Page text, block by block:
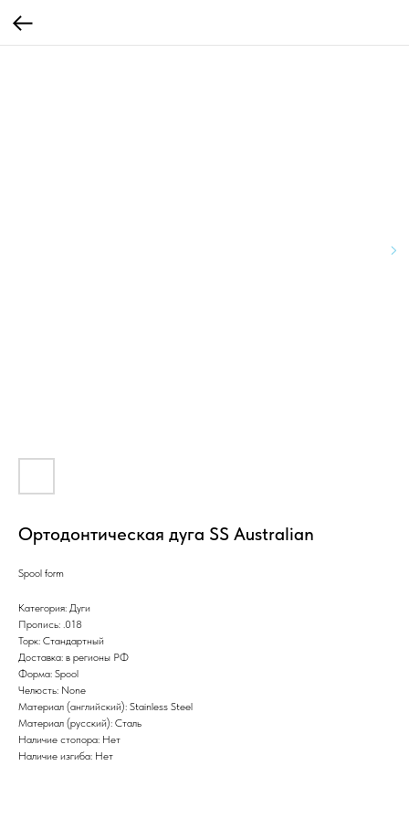
Ортодонтическая дуга SS Australian
Spool form
Категория: Дуги
Пропись: .018
Торк: Стандартный
Доставка: в регионы РФ
Форма: Spool
Челюсть: None
Материал (английский): Stainless Steel
Материал (русский): Сталь
Наличие стопора: Нет
Наличие изгиба: Нет